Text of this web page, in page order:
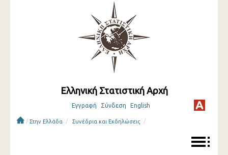
Ελληνική Στατιστική Αρχή
Εγγραφή Σύνδεση English
/ Στην Ελλάδα / Συνέδρια και Εκδηλώσεις /